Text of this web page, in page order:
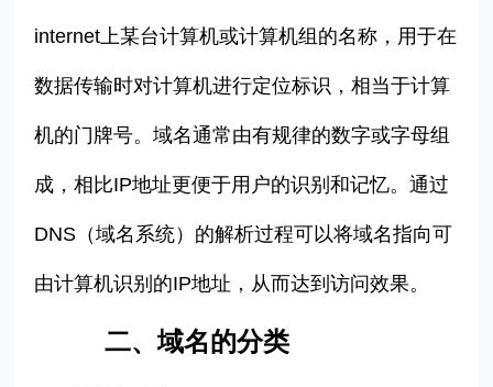
internet上某台计算机或计算机组的名称，用于在
数据传输时对计算机进行定位标识，相当于计算
机的门牌号。域名通常由有规律的数字或字母组
成，相比IP地址更便于用户的识别和记忆。通过
DNS（域名系统）的解析过程可以将域名指向可
由计算机识别的IP地址，从而达到访问效果。
二、域名的分类